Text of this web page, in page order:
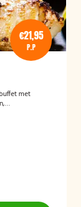
€21,95
P.P
met
bij gasten